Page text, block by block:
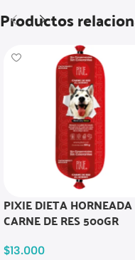
Productos
PIXIE DIETA HORNEADA
CARNE DE RES 500GR
$13.000